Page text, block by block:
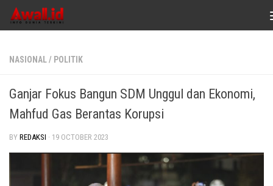
Skip to content
NASIONAL/ POLITIK
Ganjar Fokus Bangun SDM Unggul dan Ekonomi,
Mahfud Gas Berantas Korupsi
BY REDAKSI · 19 OCTOBER 2023